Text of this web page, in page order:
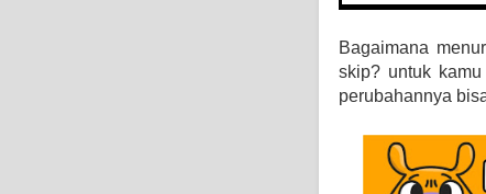
Bagaimana
skip? untuk
perubahannya